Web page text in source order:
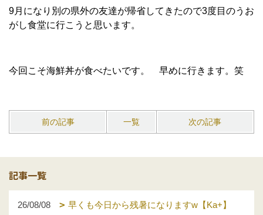
9月になり別の県外の友達が帰省してきたので3度目のうお
がし食堂に行こうと思います。
今回こそ海鮮丼が食べたいです。 早めに行きます。笑
前の記事 一覧 次の記事
記事一覧
26/08/08 早くも今日から残暑になりますw【Ka+】